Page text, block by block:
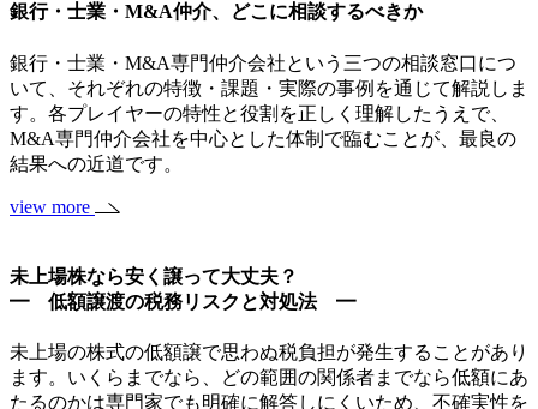
銀行・士業・M&A仲介、どこに相談するべきか
銀行・士業・M&A専門仲介会社という三つの相談窓口につ
いて、それぞれの特徴・課題・実際の事例を通じて解説しま
す。各プレイヤーの特性と役割を正しく理解したうえで、
M&A専門仲介会社を中心とした体制で臨むことが、最良の
結果への近道です。
view more
未上場株なら安く譲って大丈夫？
━ 低額譲渡の税務リスクと対処法 ━
未上場の株式の低額譲で思わぬ税負担が発生することがあり
ます。いくらまでなら、どの範囲の関係者までなら低額にあ
たるのかは専門家でも明確に解答しにくいため、不確実性を